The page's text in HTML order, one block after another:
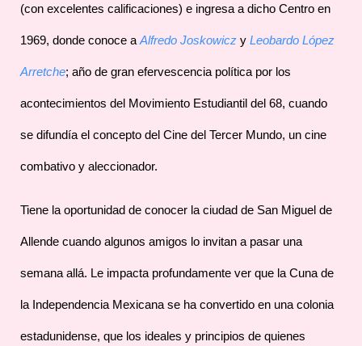
(con excelentes calificaciones) e ingresa a dicho Centro en
1969, donde conoce a Alfredo Joskowicz y Leobardo López
Arretche; año de gran efervescencia política por los
acontecimientos del Movimiento Estudiantil del 68, cuando
se difundía el concepto del Cine del Tercer Mundo, un cine
combativo y aleccionador.
Tiene la oportunidad de conocer la ciudad de San Miguel de
Allende cuando algunos amigos lo invitan a pasar una
semana allá. Le impacta profundamente ver que la Cuna de
la Independencia Mexicana se ha convertido en una colonia
estadunidense, que los ideales y principios de quienes